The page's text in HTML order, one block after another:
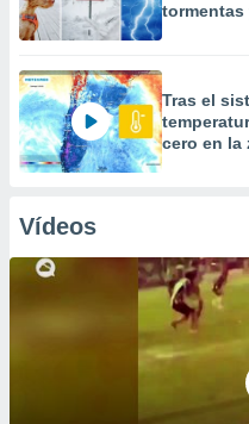
tormentas
Tras el
cero en la
Vídeos